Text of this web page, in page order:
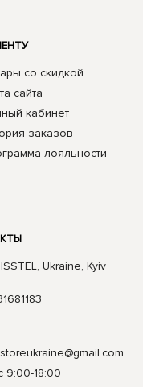
со скидкой
сайта
кабинет
заказов
лояльности
Ukraine, Kyiv
9:00-18:00